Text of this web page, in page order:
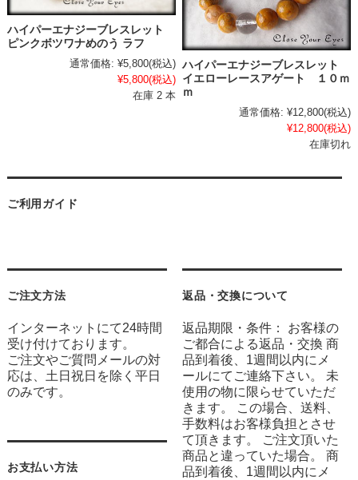
ハイパーエナジーブレスレット
ピンクボツワナめのう ラフ
通常価格: ¥5,800(税込)
¥5,800(税込)
在庫 2 本
ハイパーエナジーブレスレット
イエローレースアゲート １０ｍ
ｍ
通常価格: ¥12,800(税込)
¥12,800(税込)
在庫切れ
ご利用ガイド
ご注文方法
インターネットにて24時間
受け付けております。
ご注文やご質問メールの対
応は、土日祝日を除く平日
のみです。
お支払い方法
返品・交換について
返品期限・条件： お客様の
ご都合による返品・交換 商
品到着後、1週間以内にメ
ールにてご連絡下さい。 未
使用の物に限らせていただ
きます。 この場合、送料、
手数料はお客様負担とさせ
て頂きます。 ご注文頂いた
商品と違っていた場合。 商
品到着後、1週間以内にメ